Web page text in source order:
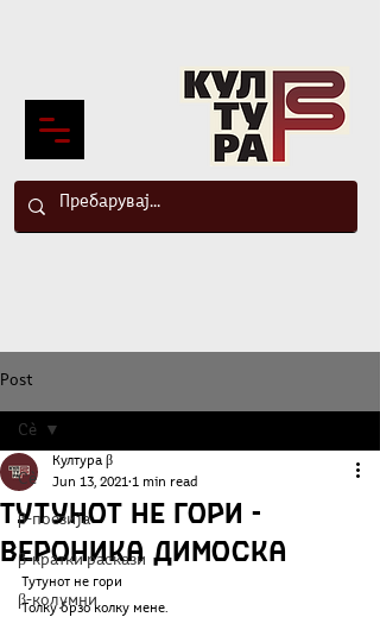
Post
Сè
β-поезија
β-кратки раскази
β-колумни
Сè
Тутунот не гори -
Вероника Димоска
Култура β
Jun 13, 2021 1 min read
Тутунот не гори
Толку брзо колку мене.